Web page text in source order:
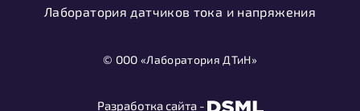
Лаборатория датчиков тока и напряжения
© ООО «Лаборатория ДТиН»
Разработка сайта -